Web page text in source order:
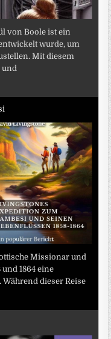
von Boole ist ein
wurde, um
Mit diesem
und
Missionar und
1864 eine
dieser Reise